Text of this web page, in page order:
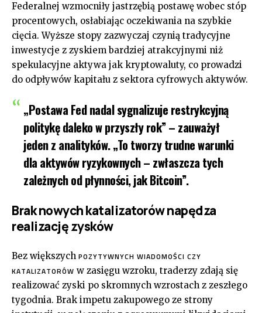
Federalnej wzmocniły jastrzębią postawę wobec stóp
procentowych, osłabiając oczekiwania na szybkie
cięcia. Wyższe stopy zazwyczaj czynią tradycyjne
inwestycje z zyskiem bardziej atrakcyjnymi niż
spekulacyjne aktywa jak kryptowaluty, co prowadzi
do odpływów kapitału z sektora cyfrowych aktywów.
„Postawa Fed nadal sygnalizuje restrykcyjną
politykę daleko w przyszły rok” – zauważył
jeden z analityków. „To tworzy trudne warunki
dla aktywów ryzykownych – zwłaszcza tych
zależnych od płynności, jak Bitcoin”.
Brak nowych katalizatorów napędza
realizację zysków
Bez większych POZYTYWNYCH WIADOMOŚCI CZY
KATALIZATORÓW w zasięgu wzroku, traderzy zdają się
realizować zyski po skromnych wzrostach z zeszłego
tygodnia. Brak impetu zakupowego ze strony